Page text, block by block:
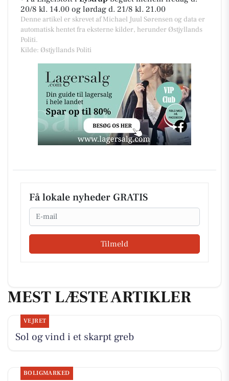
20/8 kl. 14.00 og lørdag d. 21/8 kl. 21.00
Denne artikel er skrevet af Michael Juul Sørensen og data er
automatisk hentet fra eksterne kilder, herunder Østjyllands
Politi.
Kilde: Østjyllands Politi
Få lokale nyheder GRATIS
Email
Tilmeld
MEST LÆSTE ARTIKLER
VEJRET
Sol og vind i et skarpt greb
BOLIGMARKED